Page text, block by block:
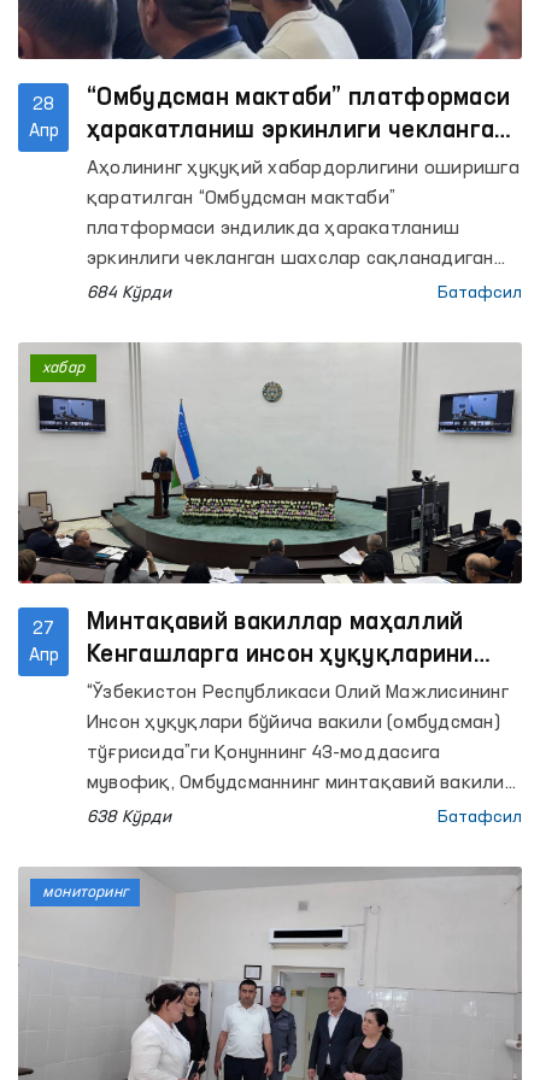
28
Апр
“Омбудсман мактаби” платформаси
ҳаракатланиш эркинлиги чекланган
шахслар сақланадиган ёпиқ
муассасаларда ўтказилмоқда
Аҳолининг ҳуқуқий хабардорлигини оширишга
қаратилган “Омбудсман мактаби”
платформаси эндиликда ҳаракатланиш
эркинлиги чекланган шахслар сақланадиган
ёпиқ муассасаларда ҳам ташкил этилмоқда.
684 Кўрди Батафсил
27
Апр
Минтақавий вакиллар маҳаллий
Кенгашларга инсон ҳуқуқларини
ҳимоя қилиш ҳолати юзасидан
маъруза тақдим этди
“Ўзбекистон Республикаси Олий Мажлисининг
Инсон ҳуқуқлари бўйича вакили (омбудсман)
тўғрисида”ги Қонуннинг 43-моддасига
мувофиқ, Омбудсманнинг минтақавий вакили
ҳудудда инсон ҳуқуқлари, эркинликлари ва
тўғрисида Омбудсман билан келишилган
ҳолда ҳар йили тегишинча Қорақалпоғистон
Республикаси Жўқорғи Кенгесига, халқ
депутатлари вилоятлар ва Тошкент шаҳар
Кенгашларига маъруза тақдим этади.
638 Кўрди Батафсил
хабар
мониторинг